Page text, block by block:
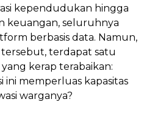
kependudukan hingga
keuangan, seluruhnya
berbasis data. Namun,
terdapat satu
kerap terabaikan:
ini memperluas kapasitas
warganya?